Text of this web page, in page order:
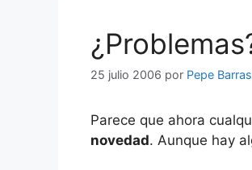
25 julio 2006 por Pepe
Parece que ahora
novedad. Aunque hay